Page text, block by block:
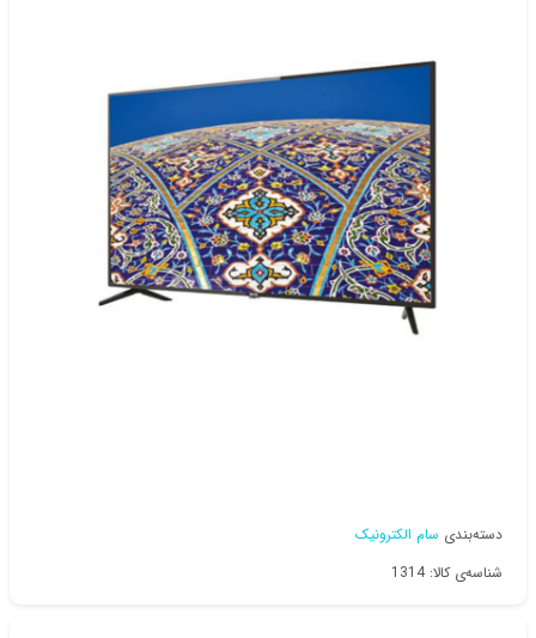
دسته‌بندی سام الکترونیک
شناسه‌ی کالا: 1314